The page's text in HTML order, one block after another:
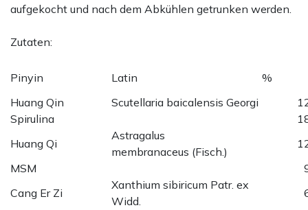
aufgekocht und nach dem Abkühlen getrunken werden.
Zutaten:
Pinyin Latin
%
Huang Qin
Scutellaria baicalensis Georgi
Spirulina
Huang Qi
Astragalus
membranaceus (Fisch.)
MSM
Cang Er Zi
Xanthium sibiricum Patr. ex
Widd.